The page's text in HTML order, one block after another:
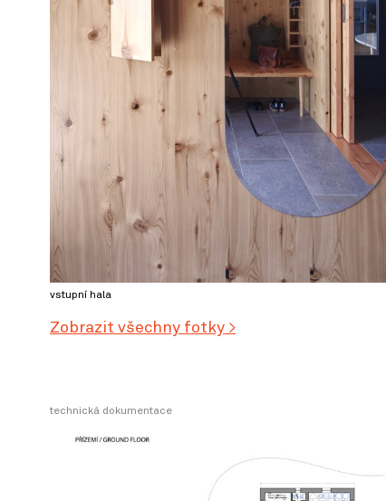
vstupní hala
Zobrazit všechny fotky >
technická dokumentace